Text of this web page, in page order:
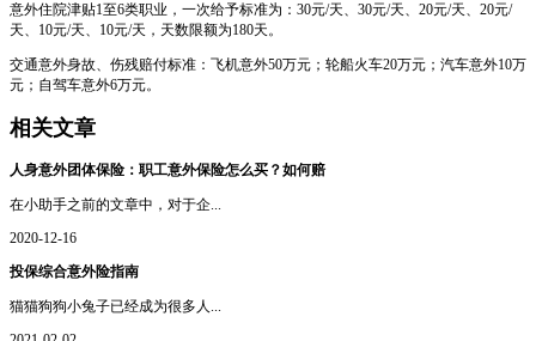
意外住院津贴1至6类职业，一次给予标准为：30元/天、30元/天、20元/天、20元/
天、10元/天、10元/天，天数限额为180天。
交通意外身故、伤残赔付标准：飞机意外50万元；轮船火车20万元；汽车意外10万
元；自驾车意外6万元。
相关文章
人身意外团体保险：职工意外保险怎么买？如何赔
在小助手之前的文章中，对于企...
2020-12-16
投保综合意外险指南
猫猫狗狗小兔子已经成为很多人...